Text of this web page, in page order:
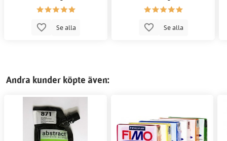
Se alla Se alla
Andra kunder köpte även: